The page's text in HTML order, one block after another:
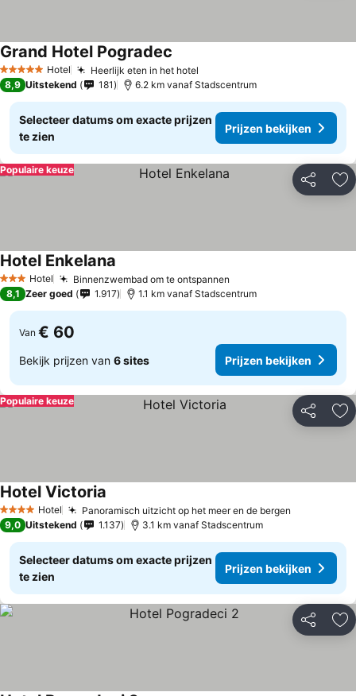
5 Sterren Hotel Heerlijk eten in het hotel
Grand Hotel Pogradec
8,9 Uitstekend 181 6.2 km vanaf Stadscentrum
Selecteer datums om exacte prijzen
te zien
Prijzen bekijken
Delen
Populaire keuze
3 SterrenHotel Binnenzwembad om te ontspannen
Hotel Enkelana
8,1 Zeer goed 1.917 1.1 km vanaf Stadscentrum
Van € 60
Bekijk prijzen van 6 sites Prijzen bekijken
Delen
Populaire keuze
4 SterrenHotel Panoramisch uitzicht op het meer en de bergen
Hotel Victoria
9,0 Uitstekend 1.137 3.1 km vanaf Stadscentrum
Selecteer datums om exacte prijzen
te zien
Prijzen bekijken
Delen